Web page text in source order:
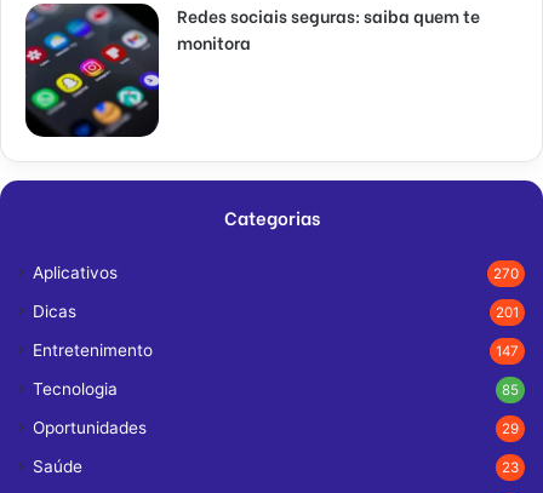
Redes sociais seguras: saiba quem te
monitora
Categorias
Aplicativos 270
Dicas 201
Entretenimento 147
Tecnologia 85
Oportunidades 29
Saúde 23